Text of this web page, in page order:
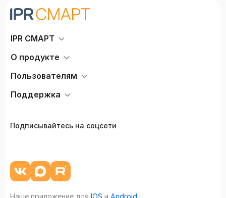
IPR СМАРТ
О продукте
Пользователям
Поддержка
Подписывайтесь на соцсети